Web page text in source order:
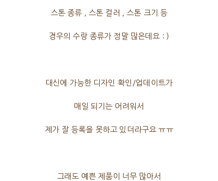
스톤 종류 , 스톤 컬러 , 스톤 크기 등
경우의 수랑 종류가 정말 많은데요 : )
대신에 가능한 디자인 확인/업데이트가
매일 되기는 어려워서
제가 잘 등록을 못하고 있더라구요 ㅠㅠ
그래도 예쁜 제품이 너무 많아서